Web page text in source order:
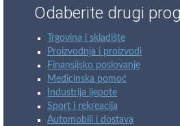
Odaberite drugi
Trgovina i skladište
Proizvodnja i proizvodi
Finansijsko poslovanje
Medicinska pomoć
Industrija ljepote
Sport i rekreacija
Automobili i dostava